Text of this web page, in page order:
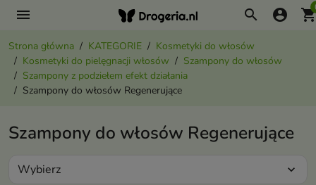
menu search account_circle
Strona główna KATEGORIE
Kosmetyki do włosów
Kosmetyki do pielęgnacji włosów
Szampony do włosów
Szampony z podziełem efekt działania
Szampony do włosów Regenerujące
Szampony do włosów Regenerujące
Wybierz expand_more